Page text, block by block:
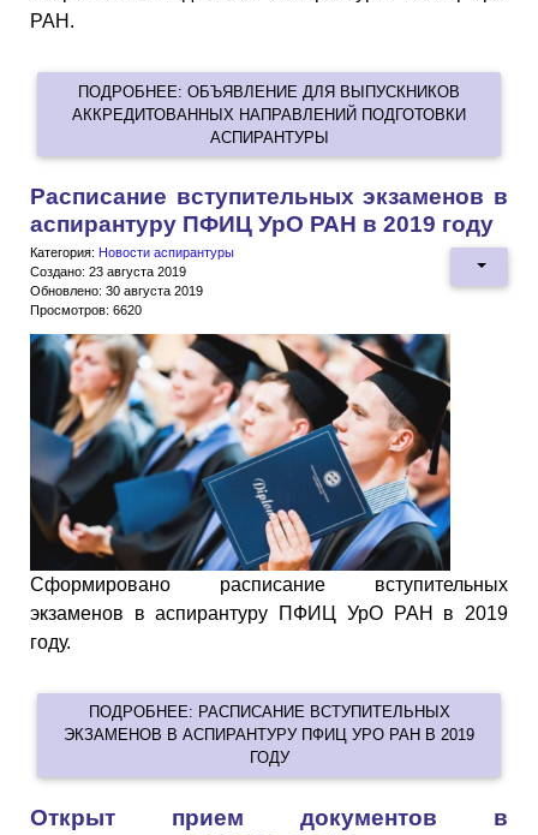
РАН.
ПОДРОБНЕЕ: ОБЪЯВЛЕНИЕ ДЛЯ ВЫПУСКНИКОВ
АККРЕДИТОВАННЫХ НАПРАВЛЕНИЙ ПОДГОТОВКИ
АСПИРАНТУРЫ
Расписание вступительных экзаменов в
аспирантуру ПФИЦ УрО РАН в 2019 году
Категория: Новости аспирантуры
Создано: 23 августа 2019
Обновлено: 30 августа 2019
Просмотров: 6620
Сформировано расписание вступительных
экзаменов в аспирантуру ПФИЦ УрО РАН в 2019
году.
ПОДРОБНЕЕ: РАСПИСАНИЕ ВСТУПИТЕЛЬНЫХ
ЭКЗАМЕНОВ В АСПИРАНТУРУ ПФИЦ УРО РАН В 2019
ГОДУ
Открыт прием документов в